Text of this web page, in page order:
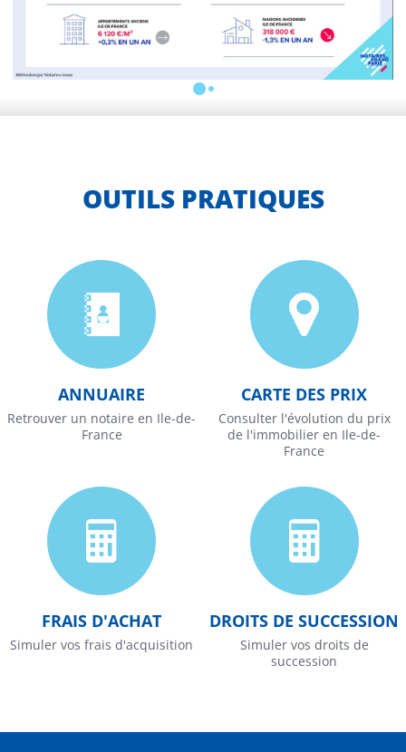
OUTILS PRATIQUES
ANNUAIRE
Retrouver un notaire en Ile-de-
France
CARTE DES PRIX
Consulter l'évolution du prix
de l'immobilier en Ile-de-
France
FRAIS D'ACHAT
Simuler vos frais d'acquisition
DROITS DE SUCCESSION
Simuler vos droits de
succession